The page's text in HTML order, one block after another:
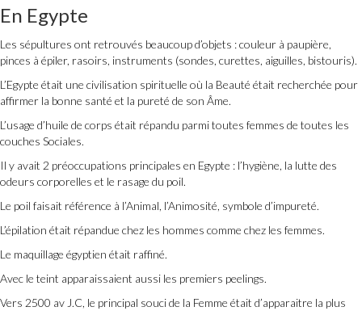
En Egypte
Les sépultures ont retrouvés beaucoup d’objets : couleur à paupière,
pinces à épiler, rasoirs, instruments (sondes, curettes, aiguilles, bistouris).
L’Egypte était une civilisation spirituelle où la Beauté était recherchée pour
affirmer la bonne santé et la pureté de son Âme.
L’usage d’huile de corps était répandu parmi toutes femmes de toutes les
couches Sociales.
Il y avait 2 préoccupations principales en Egypte : l’hygiène, la lutte des
odeurs corporelles et le rasage du poil.
Le poil faisait référence à l’Animal, l’Animosité, symbole d’impureté.
L’épilation était répandue chez les hommes comme chez les femmes.
Le maquillage égyptien était raffiné.
Avec le teint apparaissaient aussi les premiers peelings.
Vers 2500 av J.C, le principal souci de la Femme était d’apparaitre la plus